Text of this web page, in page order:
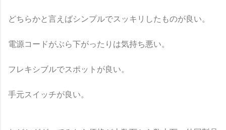
どちらかと言えばシンプルでスッキリしたものが良い。
電源コードがぶら下がったりは気持ち悪い。
フレキシブルでスポットが良い。
手元スイッチが良い。